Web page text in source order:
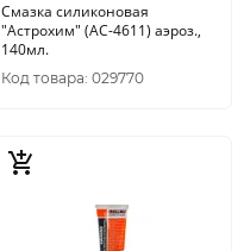
Смазка силиконовая
"Астрохим" (АС-4611) аэроз.,
140мл.
Код товара: 029770